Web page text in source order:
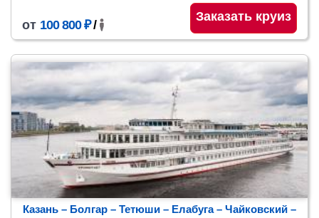
от 100 800 ₽/
Заказать круиз
Казань – Болгар – Тетюши – Елабуга – Чайковский –